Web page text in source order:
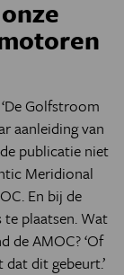
Golfstroom
aanleiding van
publicatie niet
Meridional
En bij de
plaatsen. Wat
de AMOC? ‘Of
dit gebeurt.’